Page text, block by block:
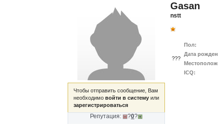
Чтобы отправить сообщение, Вам
необходимо войти в систему или
зарегистрироваться
Репутация: ?0?
Gasan
nstt
???
Пол:
Дата
ICQ: